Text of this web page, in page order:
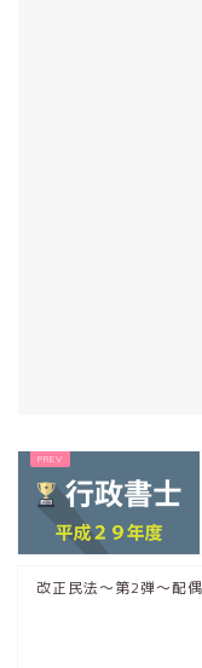
改正民法～第2弾～配